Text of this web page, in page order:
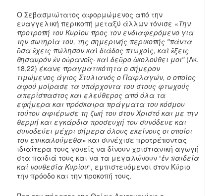
Ο Σεβασμιώτατος αφορμώμενος από την
ευαγγελική περικοπή μεταξύ άλλων τόνισε «Την
προτροπή του Κυρίου προς τον ενδιαφερόμενο για
την σωτηρία του, της σημερινής περικοπής ʺπάντα
ὅσα ἔχεις πώλησον καί διάδος πτωχοίς, καί ἕξεις
θησαυρόν ἐν οὐρανοῖς· καί δεῦρο ἀκολούθει μοιʺ(Λκ.
18,22)έκανε πραγματικότητα ο σήμερον
τιμώμενος άγιος Στυλιανός ο Παφλαγών, ο οποίος
αφού μοίρασε τα υπάρχοντα του στους φτωχούς
απερίσπαστος και ελεύθερος από όλα τα
εφήμερα και πρόσκαιρα πράγματα του κόσμου
τούτου αφιέρωσε τη ζωή του στον Χριστό και με την
θερμή και εγκάρδια προσευχή του συνόδευε και
συνοδεύει μέχρι σήμερα όλους εκείνους οι οποίοι
τον επικαλούμεθα» και συνέχισε προτρέποντας
ιδιαίτερα τους γονείς να δίνουν χριστιανική αγωγή
στα παιδιά τους και να τα μεγαλώνουν “ἐν παιδεία
καί νουθεσία Κυρίου“, εμπιστευόμενοι στον Κύριο
την πρόοδο και την προκοπή τους.